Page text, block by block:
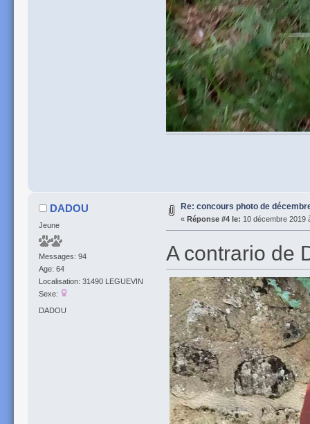
DADOU
Jeune
Messages: 94
Age: 64
Localisation: 31490 LEGUEVIN
Sexe:
DADOU
Re: concours photo de
« Réponse #4 le: 10 décembre 2019
A contrario de